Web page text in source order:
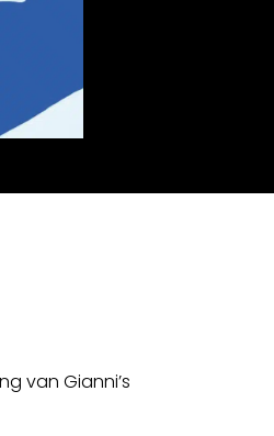
van Gianni’s